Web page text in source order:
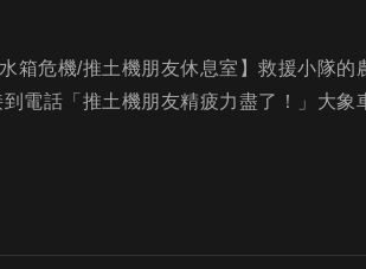
箱危機/推土機朋友休息室】救援小隊的
電話「推土機朋友精疲力盡了！」大象